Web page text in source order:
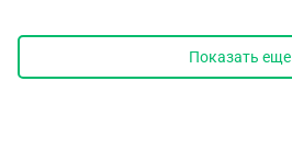
Показать еще